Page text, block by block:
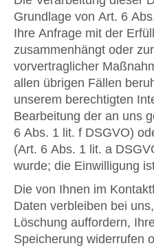
Grundlage von Art. 6
Ihre Anfrage mit der
zusammenhängt oder
vorvertraglicher
allen übrigen Fällen
unserem berechtigten
Bearbeitung der an uns
6 Abs. 1 lit. f DSGVO)
(Art. 6 Abs. 1 lit. a
wurde; die Einwilligung
Die von Ihnen im
Daten verbleiben bei
Löschung auffordern,
Speicherung widerrufen